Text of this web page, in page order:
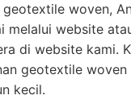
geotextile woven,
melalui website
di website kami.
geotextile woven
kecil.